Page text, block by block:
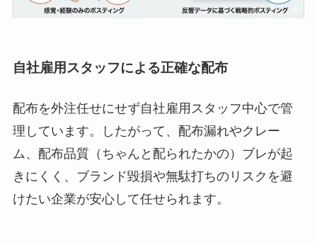
自社雇用スタッフによる正確な配布
配布を外注任せにせず自社雇用スタッフ中心で管
理しています。したがって、配布漏れやクレー
ム、配布品質（ちゃんと配られたかの）ブレが起
きにくく、ブランド毀損や無駄打ちのリスクを避
けたい企業が安心して任せられます。